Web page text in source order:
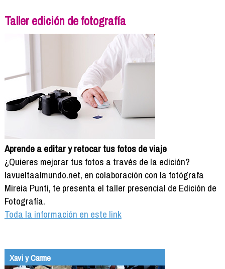
Taller edición de fotografía
Aprende a editar y retocar tus fotos de viaje
¿Quieres mejorar tus fotos a través de la edición?
lavueltaalmundo.net, en colaboración con la fotógrafa
Mireia Punti, te presenta el taller presencial de Edición de
Fotografía.
Toda la información en este link
Xavi y Carme